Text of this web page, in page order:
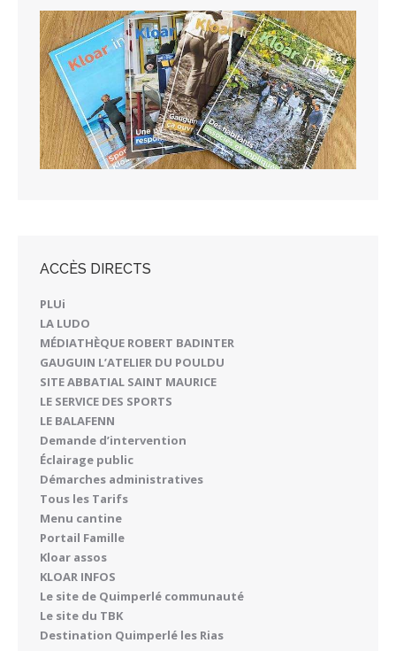
ACCÈS DIRECTS
PLUi
LA LUDO
MÉDIATHÈQUE ROBERT BADINTER
GAUGUIN L’ATELIER DU POULDU
SITE ABBATIAL SAINT MAURICE
LE SERVICE DES SPORTS
LE BALAFENN
Demande d’intervention
Éclairage public
Démarches administratives
Tous les Tarifs
Menu cantine
Portail Famille
Kloar assos
KLOAR INFOS
Le site de Quimperlé communauté
Le site du TBK
Destination Quimperlé les Rias